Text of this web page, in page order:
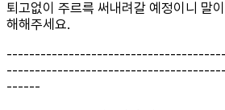
퇴고없이 주르륵 써내려갈 예정이니 말
해해주세요.
------